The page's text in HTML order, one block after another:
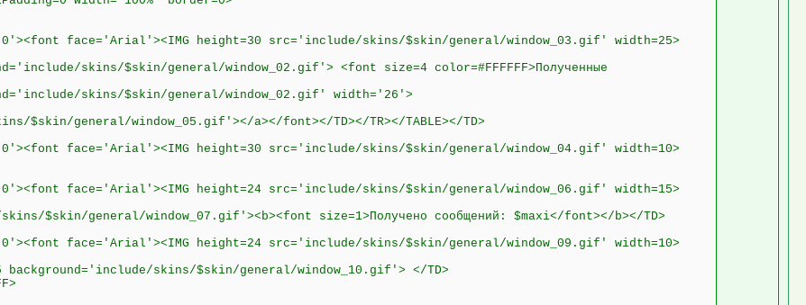
face='Arial'><IMG height=30 src='include/skins/$skin/general/window_03.gif' width=25>
skins/$skin/general/window_02.gif'> <font size=4 color=#FFFFFF>Полученные
skins/$skin/general/window_02.gif' width='26'>
$skin/general/window_05.gif'></a></font></TD></TR></TABLE></TD>
face='Arial'><IMG height=30 src='include/skins/$skin/general/window_04.gif' width=10>
face='Arial'><IMG height=24 src='include/skins/$skin/general/window_06.gif' width=15>
$skin/general/window_07.gif'><b><font size=1>Получено сообщений: $maxi</font></b></TD>
face='Arial'><IMG height=24 src='include/skins/$skin/general/window_09.gif' width=10>
background='include/skins/$skin/general/window_10.gif'> </TD>